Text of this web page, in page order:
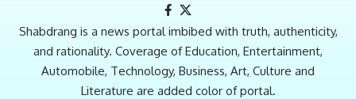
Shabdrang is a news portal imbibed with truth, authenticity,
and rationality. Coverage of Education, Entertainment,
Automobile, Technology, Business, Art, Culture and
Literature are added color of portal.